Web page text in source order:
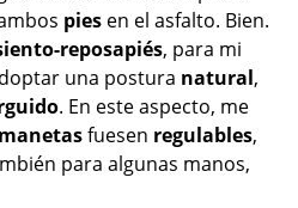
pies en el asfalto. Bien.
reposapiés, para mi
una postura natural,
. En este aspecto, me
manetasfuesen regulables,
para algunas manos,